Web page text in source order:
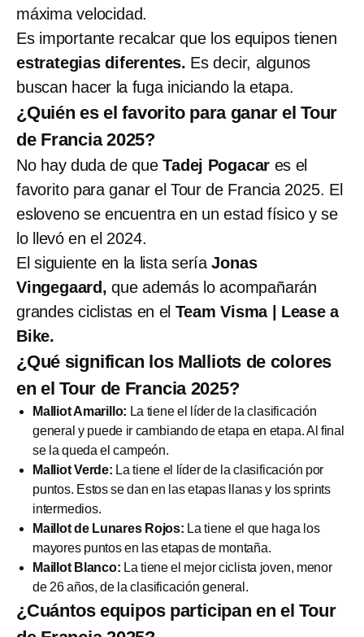
máxima velocidad.
Es importante recalcar que los equipos tienen
estrategias diferentes. Es decir, algunos
buscan hacer la fuga iniciando la etapa.
¿Quién es el favorito para ganar el Tour
de Francia 2025?
No hay duda de queTadej Pogacar es el
favorito para ganar el Tour de Francia 2025. El
esloveno se encuentra en un estad físico y se
lo llevó en el 2024.
El siguiente en la lista seríaJonas
Vingegaard,que además lo acompañarán
grandes ciclistas en el Team Visma | Lease a
Bike.
¿Qué significan los Malliots de colores
en el Tour de Francia 2025?
Malliot Amarillo: La tiene el líder de la clasificación
general y puede ir cambiando de etapa en etapa. Al final
se la queda el campeón.
Malliot Verde: La tiene el líder de la clasificación por
puntos. Estos se dan en las etapas llanas y los sprints
intermedios.
Maillot de Lunares Rojos: La tiene el que haga los
mayores puntos en las etapas de montaña.
Maillot Blanco: La tiene el mejor ciclista joven, menor
de 26 años, de la clasificación general.
¿Cuántos equipos participan en el Tour